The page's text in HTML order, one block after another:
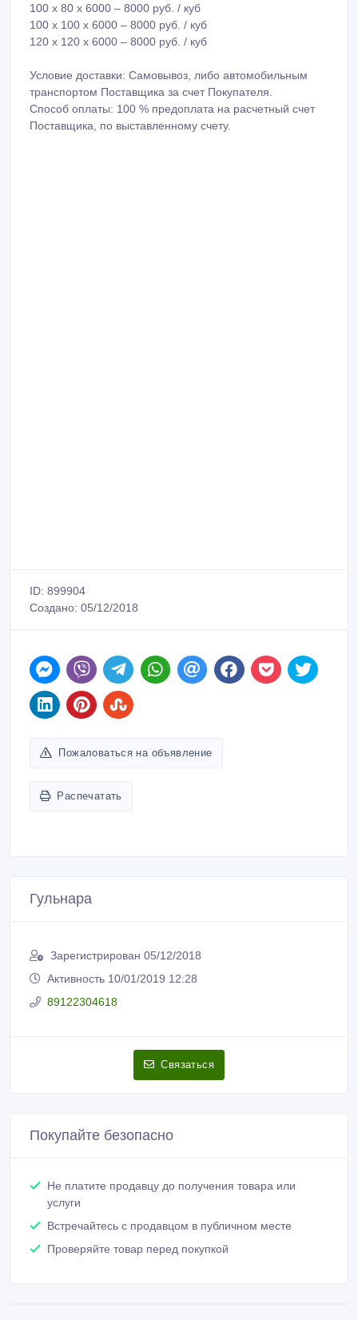
100 х 100 х 6000 – 8000 руб. / куб
120 х 120 х 6000 – 8000 руб. / куб
Условие доставки: Самовывоз, либо автомобильным
транспортом Поставщика за счет Покупателя.
Способ оплаты: 100 % предоплата на расчетный счет
Поставщика, по выставленному счету.
ID: 899904
Создано: 05/12/2018
Пожаловаться на объявление
Распечатать
Гульнара
Зарегистрирован 05/12/2018
Активность 10/01/2019 12:28
89122304618
Связаться
Покупайте безопасно
Не платите продавцу до получения товара или
Встречайтесь с продавцом в публичном месте
Проверяйте товар перед покупкой